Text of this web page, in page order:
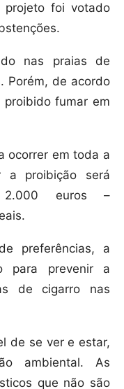
foi votado
nas praias de
Porém, de acordo
proibido fumar em
ocorrer em toda a
a proibição será
euros –
preferências, a
para prevenir a
de cigarro nas
de se ver e estar,
ambiental. As
que não são